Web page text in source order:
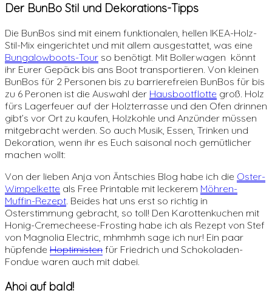
Der BunBo Stil und Dekorations-Tipps
Die BunBos sind mit einem funktionalen, hellen IKEA-Holz-
Stil-Mix eingerichtet und mit allem ausgestattet, was eine
Bungalowboots-Tour so benötigt. Mit Bollerwagen könnt
ihr Eurer Gepäck bis ans Boot transportieren. Von kleinen
BunBos für 2 Personen bis zu barrierefreien BunBos für bis
zu 6 Peronen ist die Auswahl der Hausbootflotte groß. Holz
fürs Lagerfeuer auf der Holzterrasse und den Ofen drinnen
gibt’s vor Ort zu kaufen, Holzkohle und Anzünder müssen
mitgebracht werden. So auch Musik, Essen, Trinken und
Dekoration, wenn ihr es Euch saisonal noch gemütlicher
machen wollt:
Von der lieben Anja von Äntschies Blog habe ich die Oster-
Wimpelkette als Free Printable mit leckerem Möhren-
Muffin-Rezept. Beides hat uns erst so richtig in
Osterstimmung gebracht, so toll! Den Karottenkuchen mit
Honig-Cremecheese-Frosting habe ich als Rezept von Stef
von Magnolia Electric, mhmhmh sage ich nur! Ein paar
hüpfende Hoptimisten für Friedrich und Schokoladen-
Fondue waren auch mit dabei.
Ahoi auf bald!